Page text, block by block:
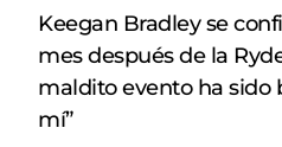
Keegan Bradley se
mes después de la
maldito evento ha sido
mí”